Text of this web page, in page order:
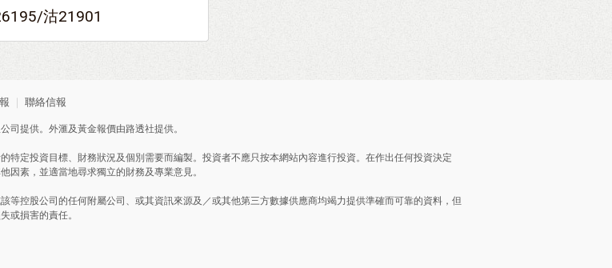
沽21901
聯絡信報
司提供。外滙及黃金報價由路透社提供。
特定投資目標、財務狀況及個別需要而編製。投資者不應只按本網站內容進行投資。在作出任何投資決定
因素，並適當地尋求獨立的財務及專業意見。
等控股公司的任何附屬公司、或其資訊來源及／或其他第三方數據供應商均竭力提供準確而可靠的資料，但
或損害的責任。